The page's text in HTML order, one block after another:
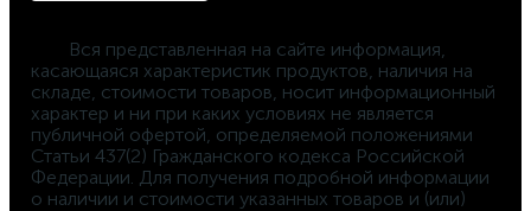
касающаяся характеристик продуктов, наличия на
складе, стоимости товаров, носит информационный
характер и ни при каких условиях не является
публичной офертой, определяемой положениями
Статьи 437(2) Гражданского кодекса Российской
Федерации. Для получения подробной информации
о наличии и стоимости указанных товаров и (или)